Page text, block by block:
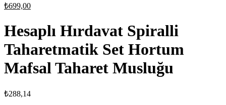
₺699,00Şu
₺699,00.
Hesaplı Hırdavat Spiralli
Taharetmatik Set Hortum
Mafsal Taharet Musluğu
₺288,14